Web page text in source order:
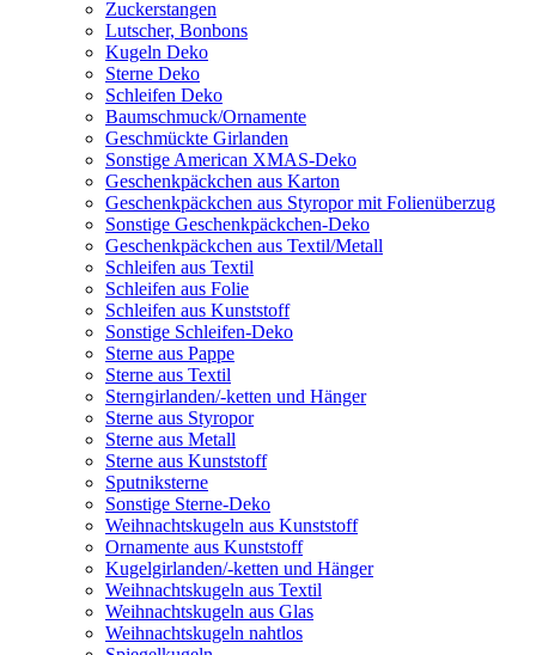
Zuckerstangen
Lutscher, Bonbons
Kugeln Deko
Sterne Deko
Schleifen Deko
Baumschmuck/Ornamente
Geschmückte Girlanden
Sonstige American XMAS-Deko
Geschenkpäckchen aus Karton
Geschenkpäckchen aus Styropor mit Folienüberzug
Sonstige Geschenkpäckchen-Deko
Geschenkpäckchen aus Textil/Metall
Schleifen aus Textil
Schleifen aus Folie
Schleifen aus Kunststoff
Sonstige Schleifen-Deko
Sterne aus Pappe
Sterne aus Textil
Sterngirlanden/-ketten und Hänger
Sterne aus Styropor
Sterne aus Metall
Sterne aus Kunststoff
Sputniksterne
Sonstige Sterne-Deko
Weihnachtskugeln aus Kunststoff
Ornamente aus Kunststoff
Kugelgirlanden/-ketten und Hänger
Weihnachtskugeln aus Textil
Weihnachtskugeln aus Glas
Weihnachtskugeln nahtlos